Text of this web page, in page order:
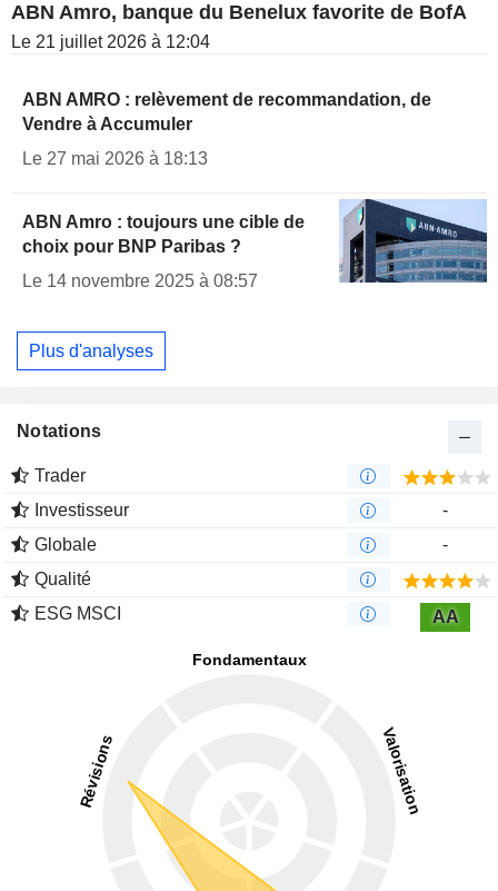
ABN Amro, banque du Benelux favorite de BofA
Le 21 juillet 2026 à 12:04
ABN AMRO : relèvement de recommandation, de
Vendre à Accumuler
Le 27 mai 2026 à 18:13
ABN Amro : toujours une cible de
choix pour BNP Paribas ?
Le 14 novembre 2025 à 08:57
Plus d'analyses
Notations
Trader
Investisseur
-
Globale
-
Qualité
ESG MSCI
AA